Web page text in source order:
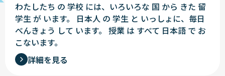
わたしたち の 学校 には、いろいろな 国 から きた 留
学生 が います。
日本人 の 学生 と いっしょに、毎日
べんきょう して います。 授業 は すべて 日本語 で お
こないます。
詳細を見る